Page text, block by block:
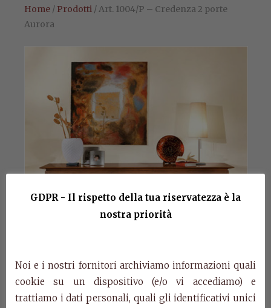
Home / Prodotti / Art. 1004/P – Credenza 2 porte
Aurora
GDPR - Il rispetto della tua riservatezza è la
nostra priorità
Noi e i nostri fornitori archiviamo informazioni quali
cookie su un dispositivo (e/o vi accediamo) e
trattiamo i dati personali, quali gli identificativi unici